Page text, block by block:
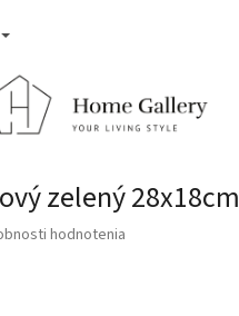
zelený 28x18cm
hodnotenia